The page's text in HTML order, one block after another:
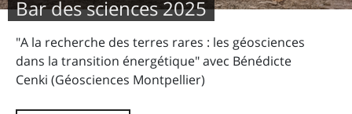
Bar des sciences 2025
"A la recherche des terres rares : les géosciences
dans la transition énergétique" avec Bénédicte
Cenki (Géosciences Montpellier)